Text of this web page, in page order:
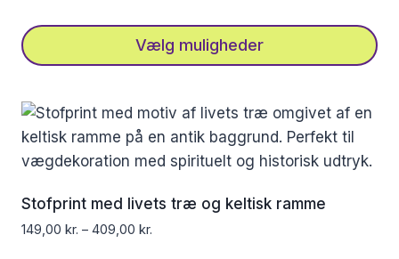
Vælg muligheder
vare
varianter.
Mulighederne
kan
Stofprint med livets træ og keltisk ramme
149,00 kr. – 409,00 kr.